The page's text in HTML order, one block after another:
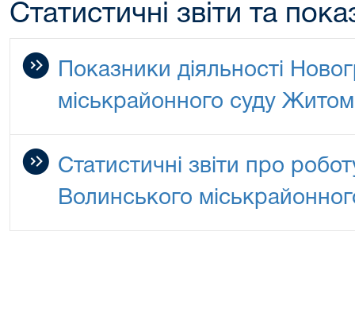
Статистичні звіти та
Показники діяльності
міськрайонного суду
Статистичні звіти про
Волинського